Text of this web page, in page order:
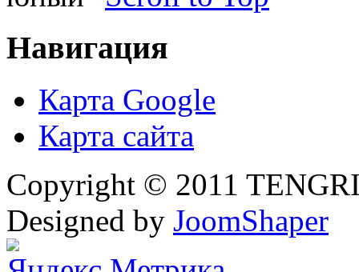
Навигация
Карта Google
Карта сайта
Copyright © 2011
Designed by JoomShaper